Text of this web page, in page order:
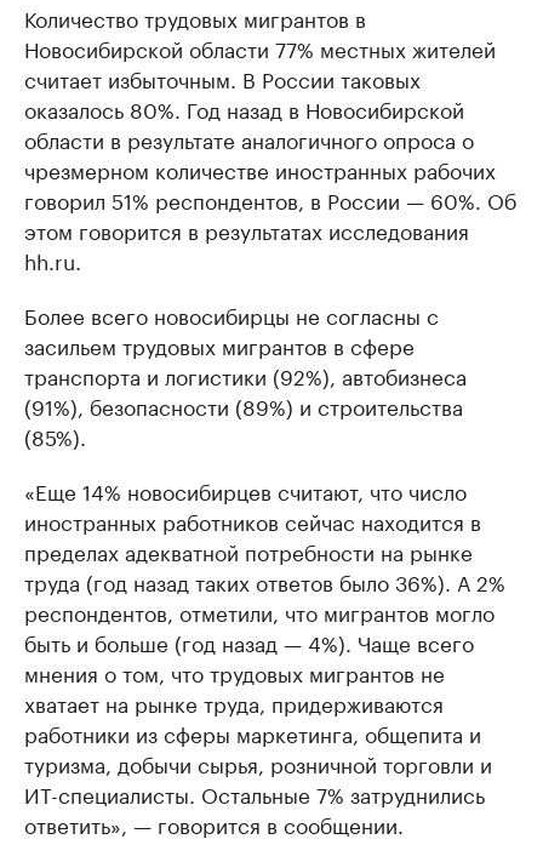
Количество трудовых мигрантов в
Новосибирской области 77% местных жителей
считает избыточным. В России таковых
оказалось 80%. Год назад в Новосибирской
области в результате аналогичного опроса о
чрезмерном количестве иностранных рабочих
говорил 51% респондентов, в России — 60%. Об
этом говорится в результатах исследования
hh.ru.
Более всего новосибирцы не согласны с
засильем трудовых мигрантов в сфере
транспорта и логистики (92%), автобизнеса
(91%), безопасности (89%) и строительства
(85%).
«Еще 14% новосибирцев считают, что число
иностранных работников сейчас находится в
пределах адекватной потребности на рынке
труда (год назад таких ответов было 36%). А 2%
респондентов, отметили, что мигрантов могло
быть и больше (год назад — 4%). Чаще всего
мнения о том, что трудовых мигрантов не
хватает на рынке труда, придерживаются
работники из сферы маркетинга, общепита и
туризма, добычи сырья, розничной торговли и
ИТ-специалисты. Остальные 7% затруднились
ответить», — говорится в сообщении.